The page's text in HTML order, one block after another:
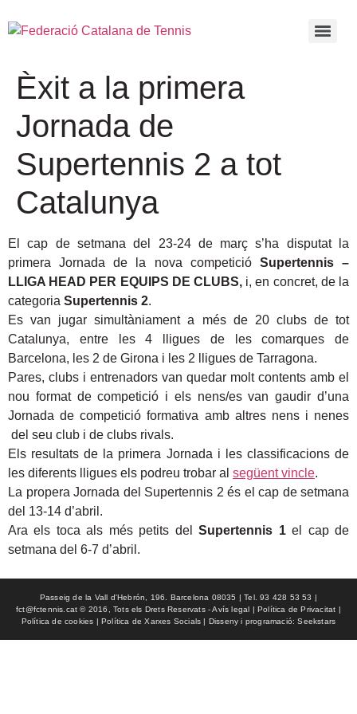
Èxit a la primera
Jornada de
Supertennis 2 a tot
Catalunya
El cap de setmana del 23-24 de març s’ha disputat la
primera Jornada de la nova competició Supertennis –
LLIGA HEAD PER EQUIPS DE CLUBS, i, en concret, de la
categoria Supertennis 2.
Es van jugar simultàniament a més de 20 clubs de tot
Catalunya, entre les 4 lligues de les comarques de
Barcelona, les 2 de Girona i les 2 lligues de Tarragona.
Pares, clubs i entrenadors van quedar molt contents amb el
nou format de competició i els nens/es van gaudir d’una
Jornada de competició formativa amb altres nens i nenes
del seu club i de clubs rivals.
Els resultats de la primera Jornada i les classificacions de
les diferents lligues els podreu trobar al següent vincle.
La propera Jornada del Supertennis 2 és el cap de setmana
del 13-14 d’abril.
Ara els toca als més petits delSupertennis 1el cap de
setmana del 6-7 d’abril.
Passeig de la Vall d'Hebrón, 196. Barcelona 08035 | Tel. 93 428 53 53 |
fct@fctennis.cat © 2016, Tots els Drets Reservats - Avís legal | Política de Privacitat |
Política de cookies | Política de Xarxes Socials | Disseny i programació: Seekstars